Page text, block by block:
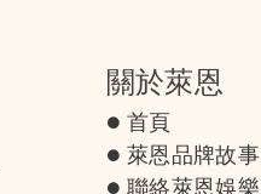
關於萊恩
首頁
萊恩品牌故事
聯絡萊恩娛樂